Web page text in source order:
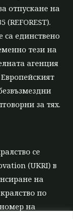
отпускане на
са единствено
тези на
агенция
за тях.
се
(UKRI) в
на
по
на